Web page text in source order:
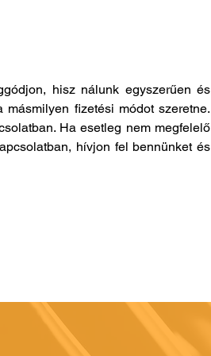
hisz nálunk egyszerűen és
fizetési módot szeretne.
Ha esetleg nem megfelelő
hívjon fel bennünket és